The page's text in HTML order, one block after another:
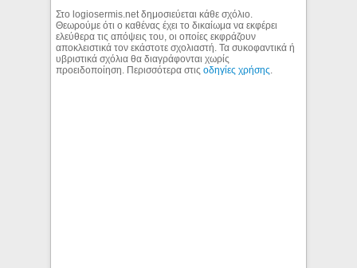
Στο logiosermis.net δημοσιεύεται κάθε σχόλιο.
Θεωρούμε ότι ο καθένας έχει το δικαίωμα να εκφέρει
ελεύθερα τις απόψεις του, οι οποίες εκφράζουν
αποκλειστικά τον εκάστοτε σχολιαστή. Τα συκοφαντικά ή
υβριστικά σχόλια θα διαγράφονται χωρίς
προειδοποίηση. Περισσότερα στιςοδηγίες χρήσης.